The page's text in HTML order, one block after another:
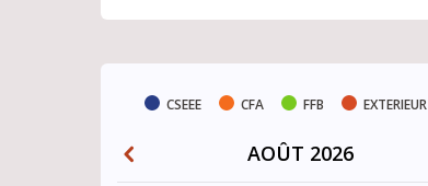
CSEEE CFA FFB EXTERIEUR
AOÛT 2026